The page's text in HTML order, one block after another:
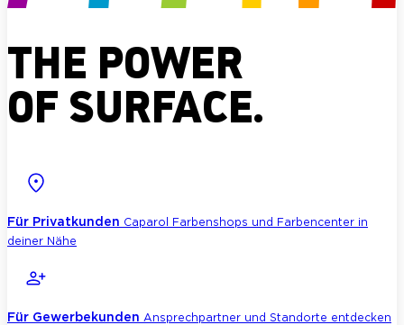
THE POWER
OF SURFACE.
Für Privatkunden Caparol Farbenshops und Farbencenter in
deiner Nähe
Für Gewerbekunden Ansprechpartner und Standorte entdecken